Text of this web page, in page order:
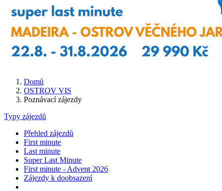
Domů
OSTROV VIS
Poznávací zájezdy
Typy zájezdů
Přehled zájezdů
First minute
Last minute
Super Last Minute
First minute - Advent 2026
Zájezdy k doobsazení